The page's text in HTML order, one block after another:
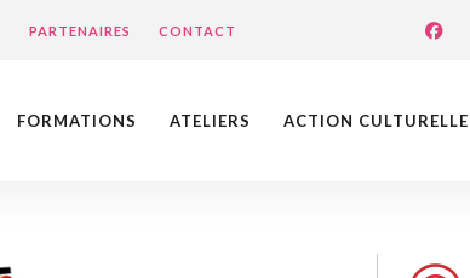
PARTENAIRES CONTACT
FORMATIONS ATELIERS ACTION CULTURELLE